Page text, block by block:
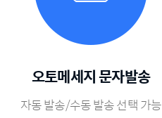
오토메세지 문자발송
자동 발송/수동 발송 선택 가능